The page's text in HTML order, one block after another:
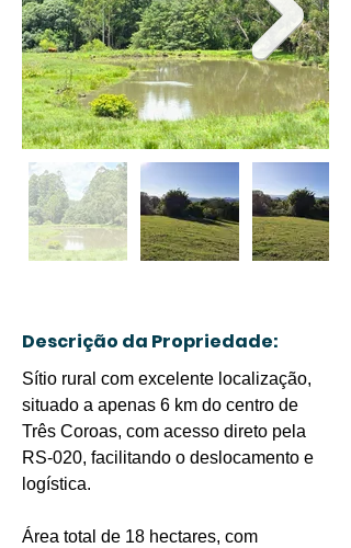
Descrição da Propriedade:
Sítio rural com excelente localização,
situado a apenas 6 km do centro de
Três Coroas, com acesso direto pela
RS-020, facilitando o deslocamento e
logística.
Área total de 18 hectares, com